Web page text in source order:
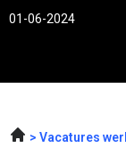
01-06-2024
Vacatures